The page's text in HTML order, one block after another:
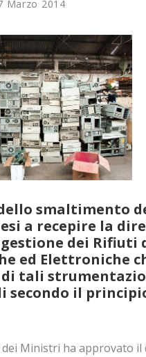
Marzo 2014
smaltimento
a recepire la
gestione dei Rifiuti
ed Elettroniche
tali
secondo il
Ministri ha approvato il